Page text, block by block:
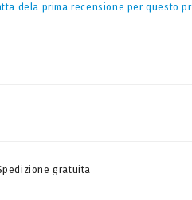
dela prima recensione per questo
gratuita